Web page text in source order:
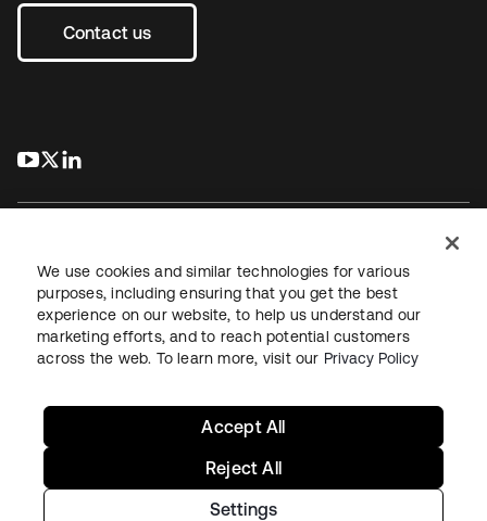
Contact us
s’ouvre dans un nouvel onglet
s’ouvre dans un nouvel onglet
JuridiquePolitique de confidentialité
Conditions d’utilisation du siteSécuritéPlan du site
Paramètres des cookies
We use cookies and similar technologies for various
purposes, including ensuring that you get the best
experience on our website, to help us understand our
marketing efforts, and to reach potential customers
across the web. To learn more, visit our Privacy Policy
Settings
Reject All
Accept All